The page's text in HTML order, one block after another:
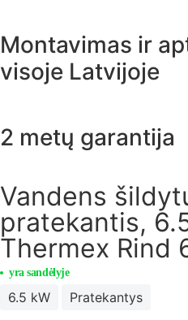
Montavimas ir
visoje Latvijoje
2 metų garantija
Vandens
pratekantis,
Thermex Rind
yra sandėlyje
6.5 kW Pratekantys